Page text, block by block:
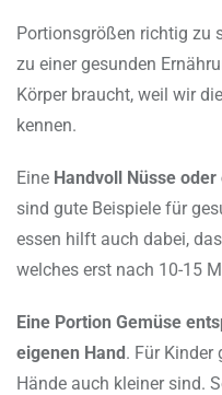
Portionsgrößen richtig zu
zu einer gesunden
Körper braucht, weil wir
kennen.
Eine Handvoll Nüsse
sind gute Beispiele für
essen hilft auch dabei,
welches erst nach 10-15
Eine Portion Gemüse
eigenen Hand. Für Kinder
Hände auch kleiner sind.